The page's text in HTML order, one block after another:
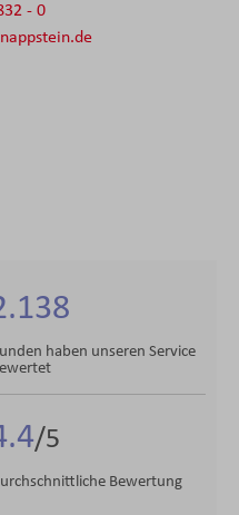
- 0
haben unseren Service
Bewertung